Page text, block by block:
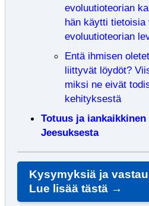
evoluutioteorian
hän käytti tietoisia
evoluutioteorian
Entä ihmisen
liittyvät löydöt?
miksi ne eivät
kehityksestä
Totuus ja
Jeesuksesta
Kysymyksiä ja
Lue lisää tästä →